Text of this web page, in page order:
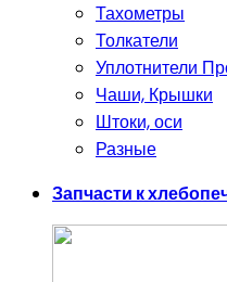
Тахометры
Толкатели
Уплотнители
Чаши, Крышки
Штоки, оси
Разные
Запчасти к